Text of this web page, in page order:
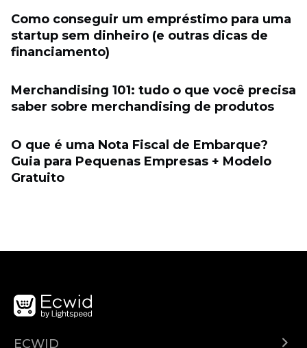
Como conseguir um empréstimo para uma
startup sem dinheiro (e outras dicas de
financiamento)
Merchandising 101: tudo o que você precisa
saber sobre merchandising de produtos
O que é uma Nota Fiscal de Embarque?
Guia para Pequenas Empresas + Modelo
Gratuito
ECWID